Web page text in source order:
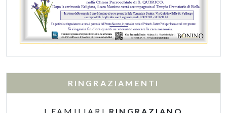
RINGRAZIAMENTI